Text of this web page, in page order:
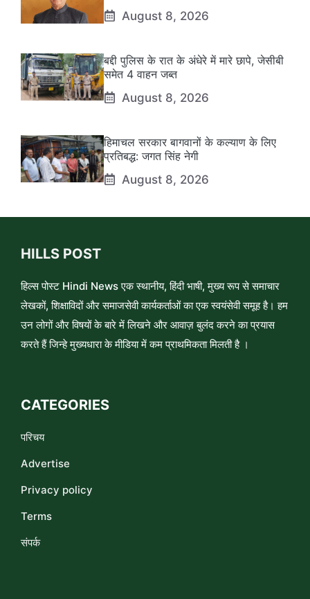
August 8, 2026
बद्दी पुलिस के रात के अंधेरे में मारे छापे, जेसीबी
समेत 4 वाहन जब्त
August 8, 2026
हिमाचल सरकार बागवानों के कल्याण के लिए
प्रतिबद्ध: जगत सिंह नेगी
August 8, 2026
HILLS POST
हिल्स पोस्ट Hindi News एक स्थानीय, हिंदी भाषी, मुख्य रूप से समाचार
लेखकों, शिक्षाविदों और समाजसेवी कार्यकर्ताओं का एक स्वयंसेवी समूह है। हम
उन लोगों और विषयों के बारे में लिखने और आवाज़ बुलंद करने का प्रयास
करते हैं जिन्हे मुख्यधारा के मीडिया में कम प्राथमिकता मिलती है ।
CATEGORIES
परिचय
Advertise
Privacy policy
Terms
संपर्क